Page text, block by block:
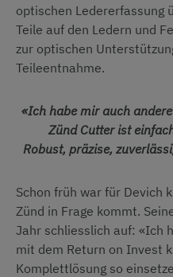
optischen Ledererfassung
Teile auf den Ledern und
zur optischen
Teileentnahme.
«Ich habe mir auch
Zünd Cutter ist
Robust, präzise,
Schon früh war für Devich
Zünd in Frage kommt.
Jahr schliesslich auf: «Ich
mit dem Return on Invest
Komplettlösung so